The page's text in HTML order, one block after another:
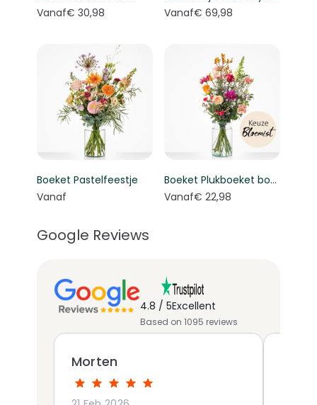
Vanaf€ 30,98
Vanaf€ 69,98
Boeket Pastelfeestje
Vanaf
Boeket Plukboeket bont - Keuze bloemist
Vanaf€ 22,98
Google Reviews
4.8 / 5Excellent
Based on 1095 reviews
Morten